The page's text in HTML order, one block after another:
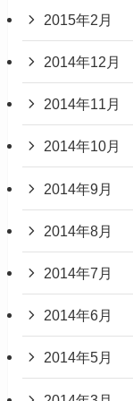
2015年2月
2014年12月
2014年11月
2014年10月
2014年9月
2014年8月
2014年7月
2014年6月
2014年5月